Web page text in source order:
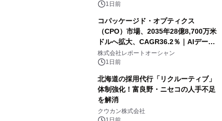
1日前
コパッケージド・オプティクス
（CPO）市場、2035年28億8,700万米
ドルへ拡大、CAGR36.2％｜AIデータ
センター・高速光通信需要が成長を加
速
株式会社レポートオーシャン
1日前
北海道の採用代行「リクルーティブ」
体制強化！富良野・ニセコの人手不足
を解消
クウカン株式会社